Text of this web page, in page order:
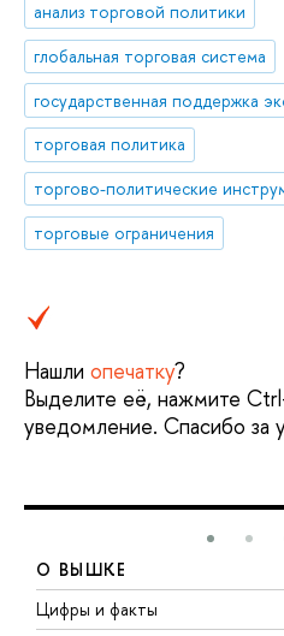
анализ торговой политики
глобальная торговая система
торговая политика
торговые ограничения
Нашли опечатку?
Выделите её, нажмите
уведомление. Спасибо за
О ВЫШКЕ
Цифры и факты